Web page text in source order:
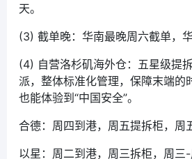
天。
(3) 截单晚：华南最晚周六截单，
(4) 自营洛杉矶海外仓：五星级提
派，整体标准化管理，保障末端的
也能体验到“中国安全”。
合德：周四到港，周五提拆柜，周
以星：周二到港，周三拆柜，周三-